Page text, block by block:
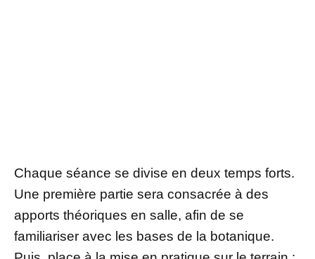
Chaque séance se divise en deux temps forts.
Une première partie sera consacrée à des
apports théoriques en salle, afin de se
familiariser avec les bases de la botanique.